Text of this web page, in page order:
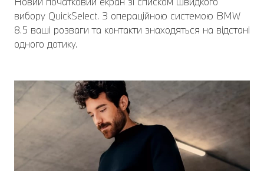
вибору QuickSelect. З операційною системою BMW
8.5 ваші розваги та контакти знаходяться на відстані
одного дотику.